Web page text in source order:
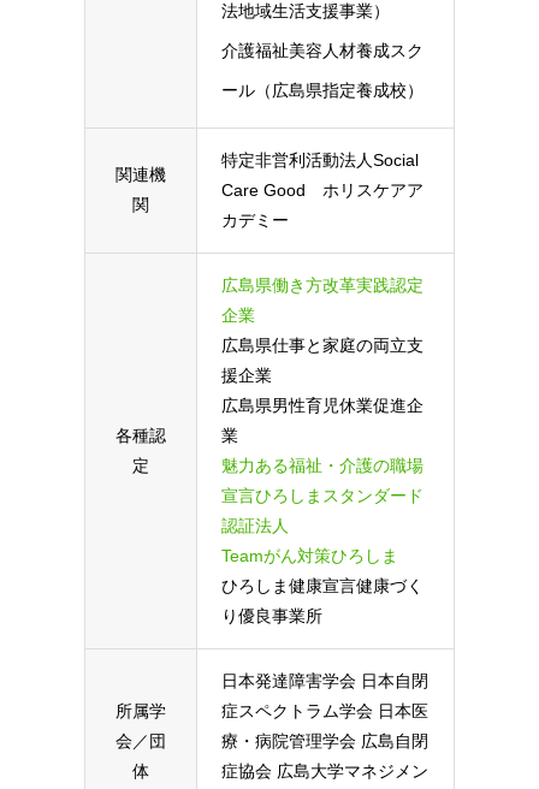
法地域生活支援事業）
介護福祉美容人材養成スク
ール（広島県指定養成校）
関連機
関
特定非営利活動法人Social
Care Good ホリスケアア
カデミー
各種認
定
広島県働き方改革実践認定
企業
広島県仕事と家庭の両立支
援企業
広島県男性育児休業促進企
業
魅力ある福祉・介護の職場
宣言ひろしまスタンダード
認証法人
Teamがん対策ひろしま
ひろしま健康宣言健康づく
り優良事業所
所属学
会／団
体
日本発達障害学会 日本自閉
症スペクトラム学会 日本医
療・病院管理学会 広島自閉
症協会 広島大学マネジメン